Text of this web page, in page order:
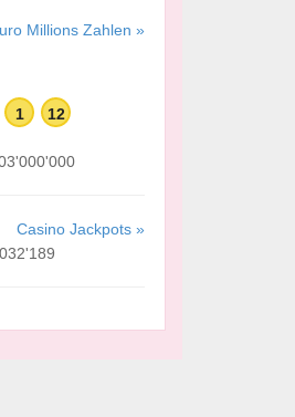
Millions Zahlen »
1 12
Casino Jackpots »